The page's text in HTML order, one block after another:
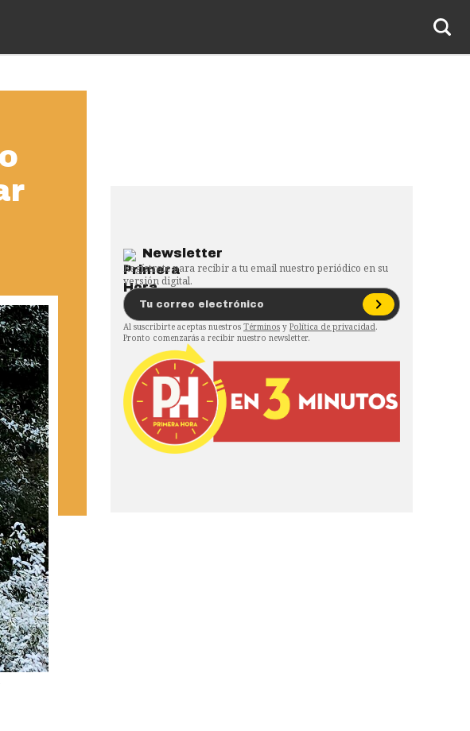
Newsletter
Regístrate para recibir a tu email nuestro periódico en su
versión digital.
Al suscribirte aceptas nuestros Términos y Política de privacidad.
Pronto comenzarás a recibir nuestro newsletter.